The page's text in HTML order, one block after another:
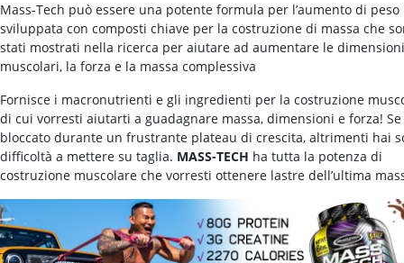
Mass-Tech può essere una potente formula per l’aumento di peso
sviluppata con composti chiave per la costruzione di massa che
stati mostrati nella ricerca per aiutare ad aumentare le dimensioni
muscolari, la forza e la massa complessiva
Fornisce i macronutrienti e gli ingredienti per la costruzione
di cui vorresti aiutarti a guadagnare massa, dimensioni e forza! Se
bloccato durante un frustrante plateau di crescita, altrimenti hai
difficoltà a mettere su taglia. MASS-TECH ha tutta la potenza di
costruzione muscolare che vorresti ottenere lastre dell’ultima